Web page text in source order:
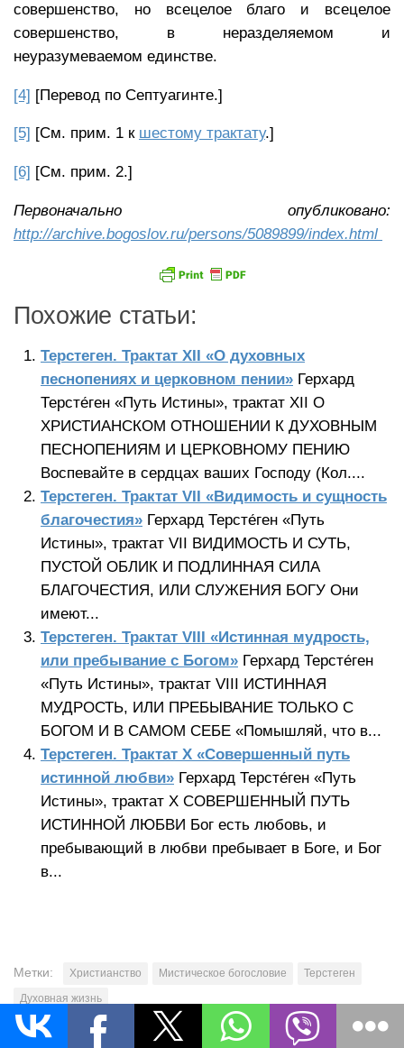
совершенство, но всецелое благо и всецелое
совершенство, в неразделяемом и
неуразумеваемом единстве.
[4] [Перевод по Септуагинте.]
[5] [См. прим. 1 к шестому трактату.]
[6] [См. прим. 2.]
Первоначально опубликовано:
http://archive.bogoslov.ru/persons/5089899/index.html
Похожие статьи:
Терстеген. Трактат XII «О духовных
песнопениях и церковном пении» Герхард
Терсте́ген «Путь Истины», трактат XII О
ХРИСТИАНСКОМ ОТНОШЕНИИ К ДУХОВНЫМ
ПЕСНОПЕНИЯМ И ЦЕРКОВНОМУ ПЕНИЮ
Воспевайте в сердцах ваших Господу (Кол....
Терстеген. Трактат VII «Видимость и сущность
благочестия» Герхард Терсте́ген «Путь
Истины», трактат VII ВИДИМОСТЬ И СУТЬ,
ПУСТОЙ ОБЛИК И ПОДЛИННАЯ СИЛА
БЛАГОЧЕСТИЯ, ИЛИ СЛУЖЕНИЯ БОГУ Они
имеют...
Терстеген. Трактат VIII «Истинная мудрость,
или пребывание с Богом» Герхард Терсте́ген
«Путь Истины», трактат VIII ИСТИННАЯ
МУДРОСТЬ, ИЛИ ПРЕБЫВАНИЕ ТОЛЬКО С
БОГОМ И В САМОМ СЕБЕ «Помышляй, что в...
Терстеген. Трактат X «Совершенный путь
истинной любви» Герхард Терсте́ген «Путь
Истины», трактат X СОВЕРШЕННЫЙ ПУТЬ
ИСТИННОЙ ЛЮБВИ Бог есть любовь, и
пребывающий в любви пребывает в Боге, и Бог
в...
Метки: Христианство Мистическое богословие
Терстеген
Духовная жизнь